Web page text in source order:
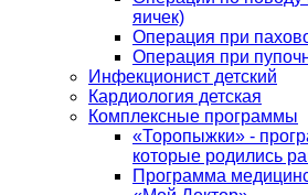
яичек)
Операция при
Операция при
Инфекционист детский
Кардиология детская
Комплексные программы
«Торопыжки» -
которые родились
Программа